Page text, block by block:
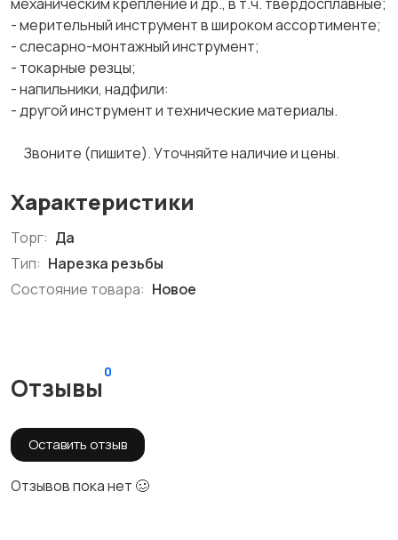
- мерительный инструмент в широком ассортименте;
- слесарно-монтажный инструмент;
- токарные резцы;
- напильники, надфили:
- другой инструмент и технические материалы.
Звоните (пишите). Уточняйте наличие и цены.
Характеристики
Торг: Да
Тип: Нарезка резьбы
Состояние товара: Новое
Отзывы
0
Оставить отзыв
Отзывов пока нет 🥴